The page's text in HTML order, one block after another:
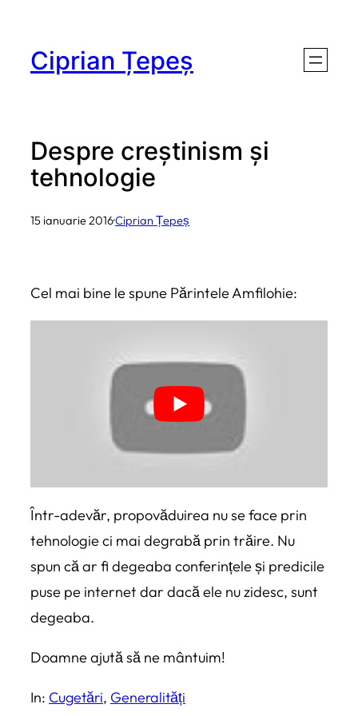
conținut
Ciprian Țepeș
Despre creștinism și
tehnologie
15 ianuarie 2016·Ciprian Țepeș
Cel mai bine le spune Părintele Amfilohie:
Într-adevăr, propovăduirea nu se face prin
tehnologie ci mai degrabă prin trăire. Nu
spun că ar fi degeaba conferințele și predicile
puse pe internet dar dacă ele nu zidesc, sunt
degeaba.
Doamne ajută să ne mântuim!
In: Cugetări, Generalități